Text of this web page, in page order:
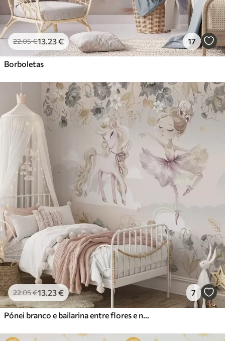
22.05€13.23€ 17
Borboletas
22.05€13.23€ 7
Pónei branco e bailarina entre flores e nuvens